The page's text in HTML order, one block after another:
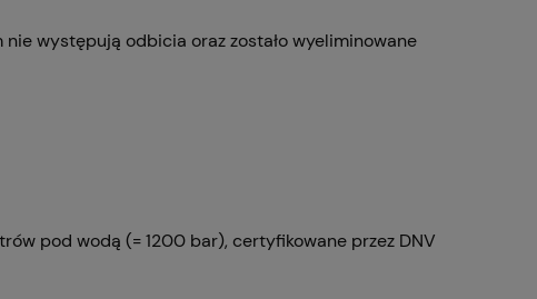
występują odbicia oraz zostało wyeliminowane
pod wodą (= 1200 bar), certyfikowane przez DNV